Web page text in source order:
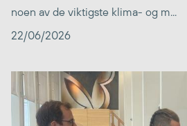
noen av de viktigste klima- og m...
22/06/2026